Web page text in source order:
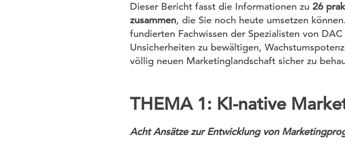
Dieser Bericht fasst die Informationen zu 26
zusammen, die Sie noch heute umsetzen
fundierten Fachwissen der Spezialisten von
Unsicherheiten zu bewältigen,
völlig neuen Marketinglandschaft sicher zu
THEMA 1: KI-native
Acht Ansätze zur Entwicklung von